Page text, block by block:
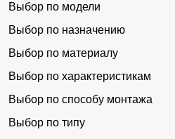
Выбор по модели
Выбор по назначению
Выбор по материалу
Выбор по характеристикам
Выбор по способу монтажа
Выбор по типу